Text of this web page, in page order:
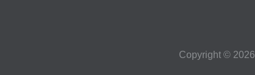
Copyright © 2026